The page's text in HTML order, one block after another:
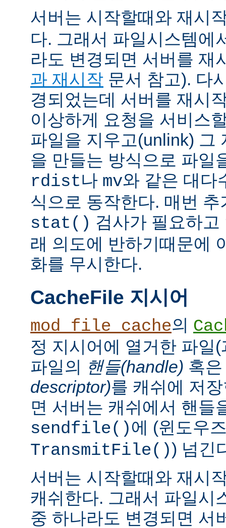
서버는 시작할때와 재시
다. 그래서 파일시스템에
라도 변경되면 서버를 재
과 재시작 문서 참고). 다
경되었는데 서버를 재시
이상하게 요청을 서비스
파일을 지우고(unlink) 그
을 만들는 방식으로 파일
rdist나 mv와 같은 대다
식으로 동작한다. 매번
stat() 검사가 필요하
래 의도에 반하기때문에
화를 무시한다.
CacheFile 지시어
mod_file_cache의
정 지시어에 열거한 파일
파일의 핸들(handle) 혹
descriptor)를 캐쉬에 저
면 서버는 캐쉬에서 핸들
sendfile()에 (윈도우
TransmitFile()) 넘긴
서버는 시작할때와 재시
캐쉬한다. 그래서 파일시
중 하나라도 변경되면 서